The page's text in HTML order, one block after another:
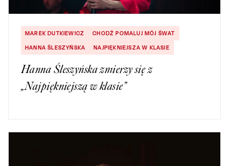
MAREK DUTKIEWICZ
CHODŹ POMALUJ MÓJ ŚWAT
HANNA ŚLESZYŃSKA
NAJPIĘKNIEJSZA W KLASIE
Hanna Śleszyńska zmierzy się z
„Najpiękniejszą w klasie”